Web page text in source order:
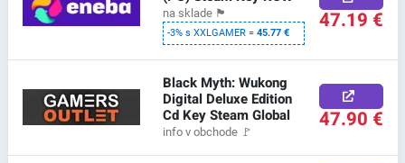
na sklade 🏴
-3% s XXLGAMER =45.77 € 47.19 €
Black Myth: Wukong
Digital Deluxe Edition
Cd Key Steam Global
info v obchode 🚩 47.90 €